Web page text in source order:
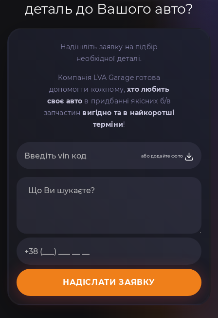
деталь до Вашого авто?
Надішліть заявку на підбір
необхідної деталі.
Компанія LVA Garage готова
допомогти кожному,хто любить
своє авто в придбанні якісних б/в
запчастин вигідно та в найкоротші
терміни!
або додайте фото
НАДІСЛАТИ ЗАЯВКУ